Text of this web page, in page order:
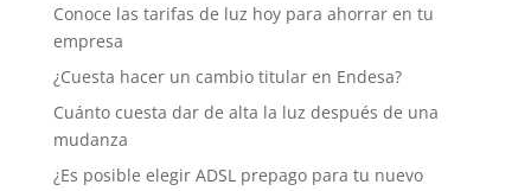
Conoce las tarifas de luz hoy para ahorrar en tu
empresa
¿Cuesta hacer un cambio titular en Endesa?
Cuánto cuesta dar de alta la luz después de una
mudanza
¿Es posible elegir ADSL prepago para tu nuevo